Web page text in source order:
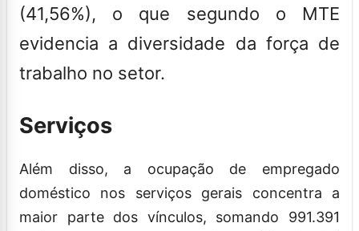
(41,56%), o que segundo o MTE
evidencia a diversidade da força de
trabalho no setor.
Serviços
Além disso, a ocupação de empregado
doméstico nos serviços gerais concentra a
maior parte dos vínculos, somando 991.391